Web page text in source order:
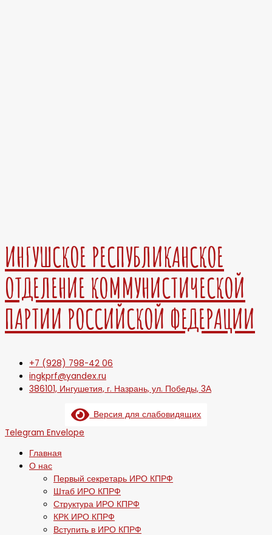
ИНГУШСКОЕ РЕСПУБЛИКАНСКОЕ
ОТДЕЛЕНИЕ КОММУНИСТИЧЕСКОЙ
ПАРТИИ РОССИЙСКОЙ ФЕДЕРАЦИИ
+7 (928) 798-42 06
ingkprf@yandex.ru
386101, Ингушетия, г. Назрань, ул. Победы, 3А
Версия для слабовидящих
Telegram Envelope
Главная
О нас
Первый секретарь ИРО КПРФ
Штаб ИРО КПРФ
Структура ИРО КПРФ
КРК ИРО КПРФ
Вступить в ИРО КПРФ